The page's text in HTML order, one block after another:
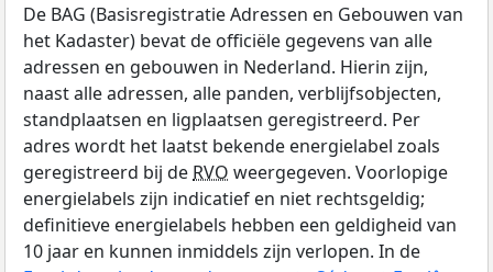
De BAG (Basisregistratie Adressen en Gebouwen van
het Kadaster) bevat de officiële gegevens van alle
adressen en gebouwen in Nederland. Hierin zijn,
naast alle adressen, alle panden, verblijfsobjecten,
standplaatsen en ligplaatsen geregistreerd. Per
adres wordt het laatst bekende energielabel zoals
geregistreerd bij de RVO weergegeven. Voorlopige
energielabels zijn indicatief en niet rechtsgeldig;
definitieve energielabels hebben een geldigheid van
10 jaar en kunnen inmiddels zijn verlopen. In de